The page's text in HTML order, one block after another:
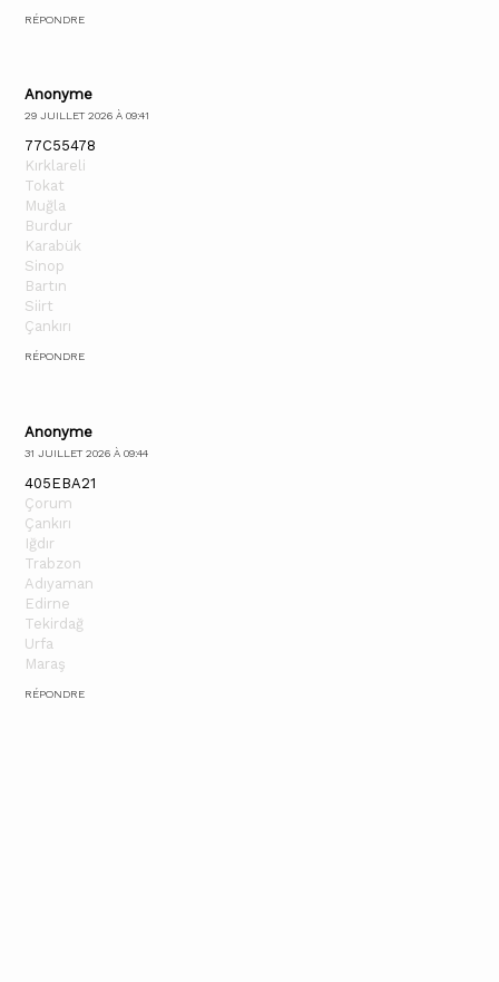
RÉPONDRE
Anonyme
29 JUILLET 2026 À 09:41
77C55478
Kırklareli
Tokat
Muğla
Burdur
Karabük
Sinop
Bartın
Siirt
Çankırı
RÉPONDRE
Anonyme
31 JUILLET 2026 À 09:44
405EBA21
Çorum
Çankırı
Iğdır
Trabzon
Adıyaman
Edirne
Tekirdağ
Urfa
Maraş
RÉPONDRE